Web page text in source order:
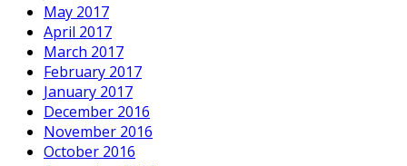
May 2017
April 2017
March 2017
February 2017
January 2017
December 2016
November 2016
October 2016